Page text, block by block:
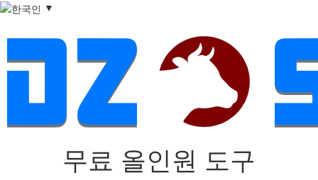
▼
무료 올인원 도구